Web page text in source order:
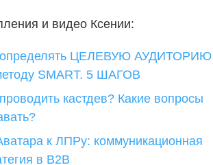
и видео Ксении:
определять ЦЕЛЕВУЮ АУДИТОРИЮ
SMART. 5 ШАГОВ
кастдев? Какие вопросы
к ЛПРу: коммуникационная
в В2В